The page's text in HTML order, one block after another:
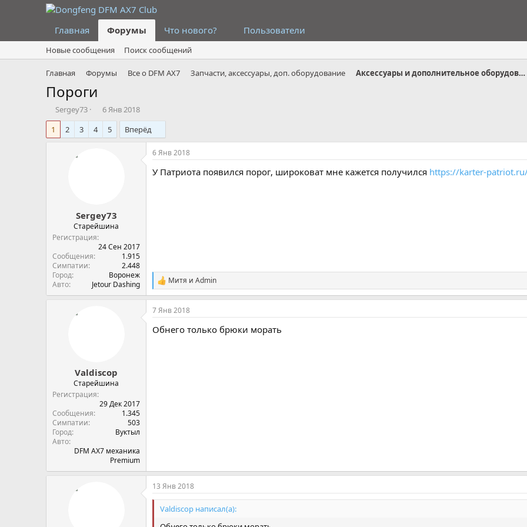
Главная Форумы Что нового? Пользователи
Новые сообщения Поиск сообщений
Главная Форумы Все о DFM AX7 Запчасти, аксессуары, доп. оборудование Аксессуары и дополнительное оборудование
Пороги
А
в
о
Sergey73
Д
а
а
6 Янв 2018
1
2 3 4 5 Вперёд
Sergey73
Старейшина
Регистрация
24 Сен 2017
Сообщения
1.915
Симпатии
2.448
Город
Воронеж
Авто
Jetour Dashing
6 Янв 2018
У Патриота появился порог, широковат мне кажется получился https://karter-
С
и
м
п
т
Митя и Admin
Valdiscop
Старейшина
Регистрация
29 Дек 2017
Сообщения
1.345
Симпатии
503
Город
Вуктыл
Авто
DFM AX7 механика
Premium
7 Янв 2018
Обнего только брюки морать
13 Янв 2018
Valdiscop написал(а):